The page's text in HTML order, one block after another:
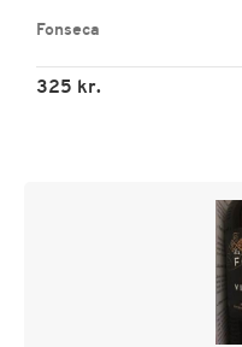
Fonseca
325 kr.